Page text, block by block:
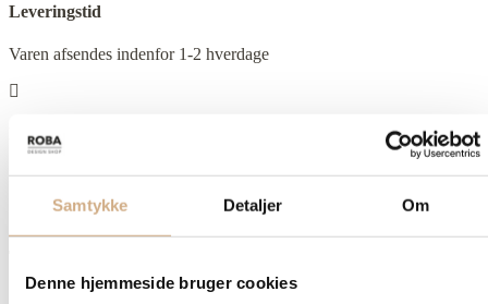
Samtykke Detaljer Om
Denne hjemmeside bruger cookies
Leveringstid
Varen afsendes indenfor 1-2 hverdage
Fragt
Fri fragt fra 499 kr.